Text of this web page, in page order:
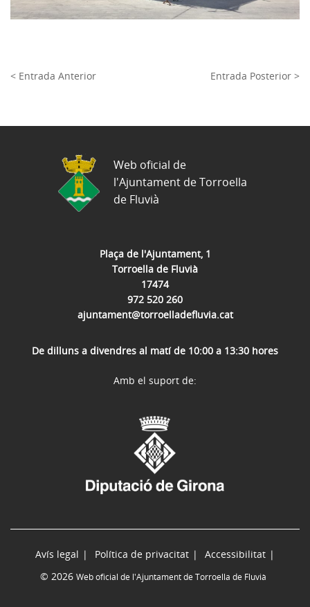
< Entrada Anterior Entrada Posterior >
Plaça de l'Ajuntament, 1
Torroella de Fluvià
17474
972 520 260
ajuntament@torroelladefluvia.cat
De dilluns a divendres al matí de 10:00 a 13:30 hores
Web oficial de
l'Ajuntament de Torroella
de Fluvià
Avís legal Política de privacitat
Accessibilitat
© 2026 Web oficial de l'Ajuntament de Torroella de Fluvià
Amb el suport de: